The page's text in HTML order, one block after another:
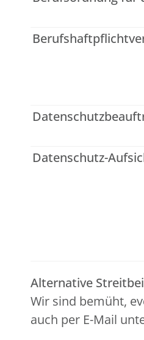
Datenschutz-
Alternative
Wir sind bemüht,
auch per E-Mail